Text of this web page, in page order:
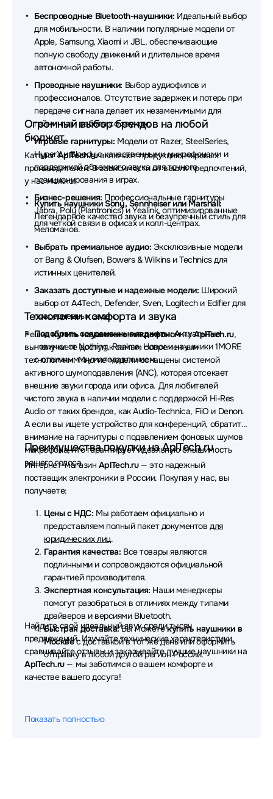
Наушники Rapoo Наушники Beyerdynamic
Наушники Plantronics Наушники REALME
Наушники Genius
Наушники DENON Наушники Honor
Наушники Havit Наушники Audio-Technica
Наушники MARSHALL Наушники TECNO
Наушники Redragon Наушники Trust
Наушники Baseus Наушники HP
Наушники EnGenius Наушники Belkin
Наушники Defunc Наушники Dell
Наушники MUSIC PUBLIC KINGDOM
Наушники AverMedia Наушники OLMIO
Наушники Nothing Наушники Canyon
Наушники Dark Project Наушники Lyambda
Наушники AKG Наушники JVC
Наушники CROWN micro Наушники Ttec
Наушники X-Game Наушники Koss
Наушники Bowers & Wilkins Наушники AVTech
Наушники Patriot Наушники MSI
Наушники Hama Наушники EPOS
Наушники Digma Наушники Redmi
Наушники Dunu Наушники OnePlus
Наушники Fanvil Наушники Aula
Наушники Nuroum Наушники TWS
Наушники Thermaltake
Беспроводные Bluetooth-наушники: Идеальный выбор
для мобильности. В наличии популярные модели от
Apple, Samsung, Xiaomi и JBL, обеспечивающие
полную свободу движений и длительное время
автономной работы.
Проводные наушники: Выбор аудиофилов и
профессионалов. Отсутствие задержек и потерь при
передаче сигнала делает их незаменимыми для
гейминга и работы со звуком.
Игровые гарнитуры: Модели от Razer, SteelSeries,
HyperX и Bloody с качественными микрофонами и
поддержкой объемного звука для точного
позиционирования в играх.
Бизнес-решения: Профессиональные гарнитуры
Jabra, Poly (Plantronics) и Yealink, оптимизированные
для четкой связи в офисах и колл-центрах.
Огромный выбор брендов на любой
бюджет
КаталогAplTech.ruвключает продукцию мировых
производителей. В зависимости от ваших предпочтений,
у нас можно:
Купить наушники Sony, Sennheiser или Marshall:
Легендарное качество звука и безупречный стиль для
меломанов.
Выбрать премиальное аудио: Эксклюзивные модели
от Bang & Olufsen, Bowers & Wilkins и Technics для
истинных ценителей.
Заказать доступные и надежные модели: Широкий
выбор от A4Tech, Defender, Sven, Logitech и Edifier для
повседневных задач.
Подобрать современные гаджеты:Актуальные
новинки от Nothing, Realme, Honor и наушники 1MORE
с отличным шумоподавлением.
Технологии комфорта и звука
Решивкупить наушники с микрофономнаAplTech.ru,
вы получаете доступ к самым современным
технологиям. Многие модели оснащены системой
активного шумоподавления (ANC), которая отсекает
внешние звуки города или офиса. Для любителей
чистого звука в наличии модели с поддержкой Hi-Res
Audio от таких брендов, как Audio-Technica, FiiO и Denon.
А если вы ищете устройство для конференций, обратите
внимание на гарнитуры с подавлением фоновых шумов
микрофона, что гарантирует идеальную слышимость
вашего голоса.
Преимущества покупки на AplTech.ru
Интернет-магазин AplTech.ru— это надежный
поставщик электроники в России. Покупая у нас, вы
получаете:
Цены с НДС: Мы работаем официально и
предоставляем полный пакет документовдля
юридических лиц.
Гарантия качества: Все товары являются
подлинными и сопровождаются официальной
гарантией производителя.
Экспертная консультация: Наши менеджеры
помогут разобраться в отличиях между типами
драйверов и версиями Bluetooth.
Быстрая доставка:Вы можетекупить наушники в
Москвес доставкой в тот же день или оформить
отправку в любой другой регион России.
Найдите свой идеальный звук среди тысяч
предложений. Изучайте технические характеристики,
сравнивайте отзывы и заказывайте лучшие наушники на
AplTech.ru— мы заботимся о вашем комфорте и
качестве вашего досуга!
Показать полностью